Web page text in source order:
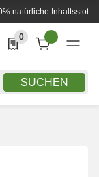
natürliche Inhaltsstoffe
SUCHEN
0
0 Produkte in der